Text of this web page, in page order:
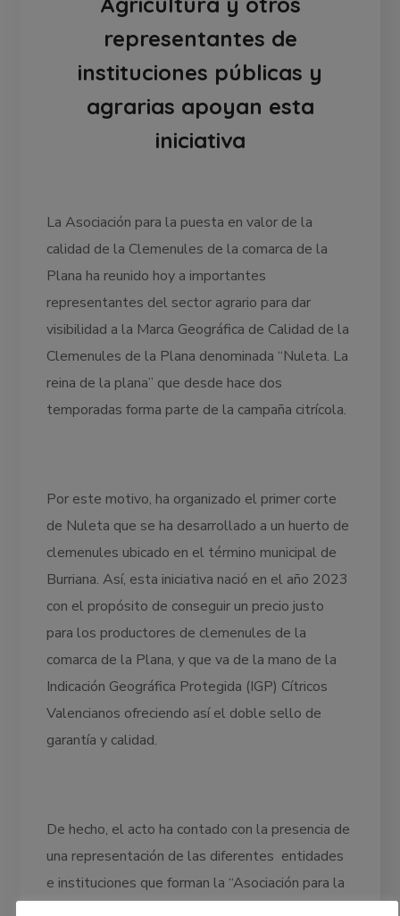
representantes de
instituciones públicas y
agrarias apoyan esta
iniciativa
La Asociación para la puesta en valor de la
calidad de la Clemenules de la comarca de la
Plana ha reunido hoy a importantes
representantes del sector agrario para dar
visibilidad a la Marca Geográfica de Calidad de la
Clemenules de la Plana denominada “Nuleta. La
reina de la plana” que desde hace dos
temporadas forma parte de la campaña citrícola.
Por este motivo, ha organizado el primer corte
de Nuleta que se ha desarrollado a un huerto de
clemenules ubicado en el término municipal de
Burriana. Así, esta iniciativa nació en el año 2023
con el propósito de conseguir un precio justo
para los productores de clemenules de la
comarca de la Plana, y que va de la mano de la
Indicación Geográfica Protegida (IGP) Cítricos
Valencianos ofreciendo así el doble sello de
garantía y calidad.
De hecho, el acto ha contado con la presencia de
una representación de las diferentes entidades
e instituciones que forman la “Asociación para la